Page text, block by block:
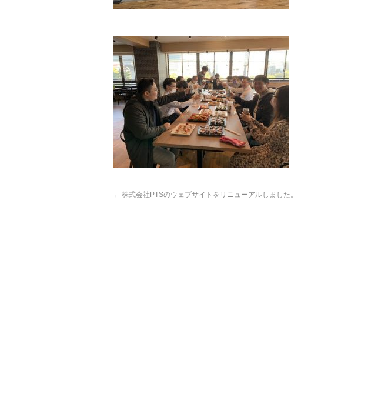
← 株式会社PTSのウェブサイトをリニューアルしました。